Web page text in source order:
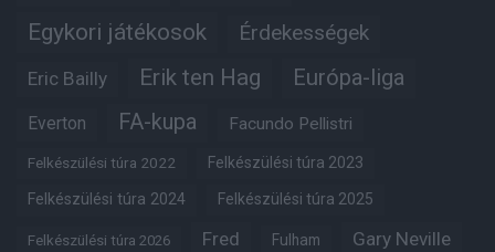
Egykori játékosok Érdekességek
Eric Bailly Erik ten Hag Európa-liga
Everton FA-kupa Facundo Pellistri
Felkészülési túra 2022 Felkészülési túra 2023
Felkészülési túra 2024 Felkészülési túra 2025
Felkészülési túra 2026 Fred Fulham Gary Neville